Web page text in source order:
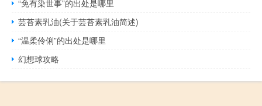
“免有染世事”的出处是哪里
芸苔素乳油(关于芸苔素乳油简述)
“温柔伶俐”的出处是哪里
幻想球攻略